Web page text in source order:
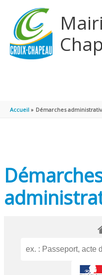
Accueil Démarches